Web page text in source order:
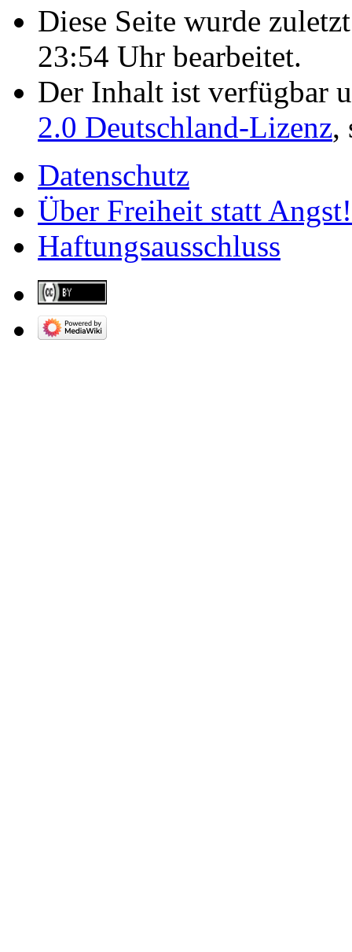
Diese Seite wurde
23:54 Uhr bearbeitet.
Der Inhalt ist verfügbar
2.0 Deutschland-Lizenz,
Datenschutz
Über Freiheit statt Angst!
Haftungsausschluss